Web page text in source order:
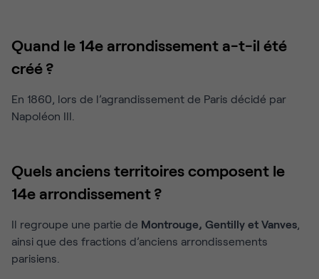
Quand le 14e arrondissement a-t-il été
créé ?
En 1860, lors de l’agrandissement de Paris décidé par
Napoléon III.
Quels anciens territoires composent le
14e arrondissement ?
Il regroupe une partie de Montrouge, Gentilly et Vanves,
ainsi que des fractions d’anciens arrondissements
parisiens.